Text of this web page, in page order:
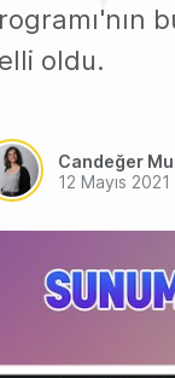
oldu.
Candeğer
12 Mayıs 2021